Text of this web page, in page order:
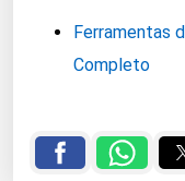
Ferramentas
Completo